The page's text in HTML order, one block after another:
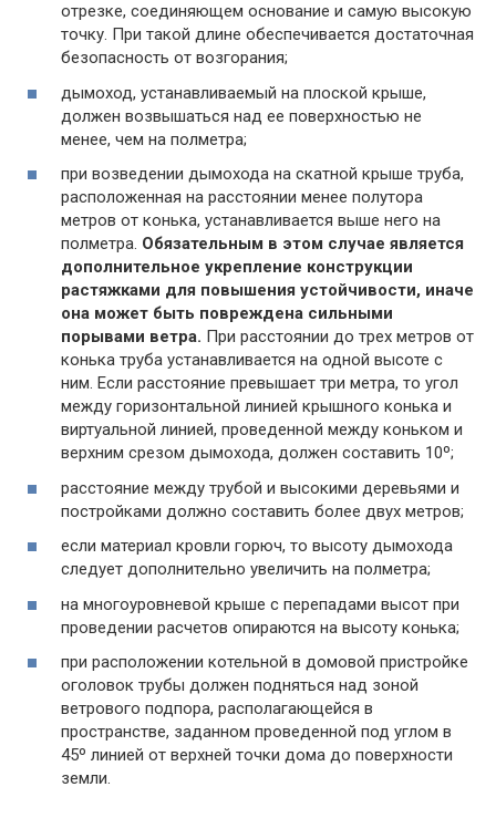
отрезке, соединяющем основание и самую высокую
точку. При такой длине обеспечивается достаточная
безопасность от возгорания;
дымоход, устанавливаемый на плоской крыше,
должен возвышаться над ее поверхностью не
менее, чем на полметра;
при возведении дымохода на скатной крыше труба,
расположенная на расстоянии менее полутора
метров от конька, устанавливается выше него на
полметра. Обязательным в этом случае является
дополнительное укрепление конструкции
растяжками для повышения устойчивости, иначе
она может быть повреждена сильными
порывами ветра. При расстоянии до трех метров от
конька труба устанавливается на одной высоте с
ним. Если расстояние превышает три метра, то угол
между горизонтальной линией крышного конька и
виртуальной линией, проведенной между коньком и
верхним срезом дымохода, должен составить 10º;
расстояние между трубой и высокими деревьями и
постройками должно составить более двух метров;
если материал кровли горюч, то высоту дымохода
следует дополнительно увеличить на полметра;
на многоуровневой крыше с перепадами высот при
проведении расчетов опираются на высоту конька;
при расположении котельной в домовой пристройке
оголовок трубы должен подняться над зоной
ветрового подпора, располагающейся в
пространстве, заданном проведенной под углом в
45º линией от верхней точки дома до поверхности
земли.